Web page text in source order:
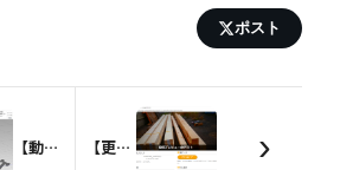
ポスト
【動画】Ver1.7 ピザ窯設計図のメイキング 【更新情報】作品投稿機能にプレビュー機能を実装!! ›